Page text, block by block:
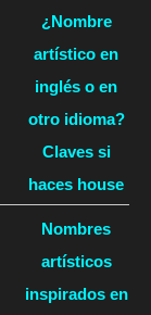
¿Nombre
artístico en
inglés o en
otro idioma?
Claves si
haces house
Nombres
artísticos
inspirados en